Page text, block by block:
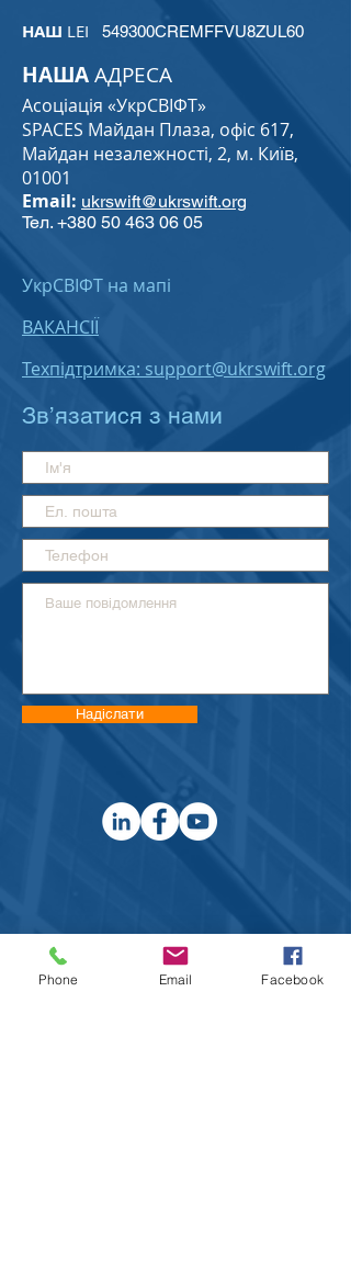
НАШ LEI 549300CREMFFVU8ZUL60
НАШААДРЕСА
Асоціація «УкрСВІФТ»
SPACES Майдан Плаза, офіс 617,
Майдан незалежності, 2, м. Київ,
01001
Email: ukrswift@ukrswift.org
Тел. +380 50 463 06 05
УкрСВІФТ на мапі
ВАКАНСІЇ
Техпідтримка: support@ukrswift.org
Зв’язатися з нами
Надіслати
Phone Email Facebook